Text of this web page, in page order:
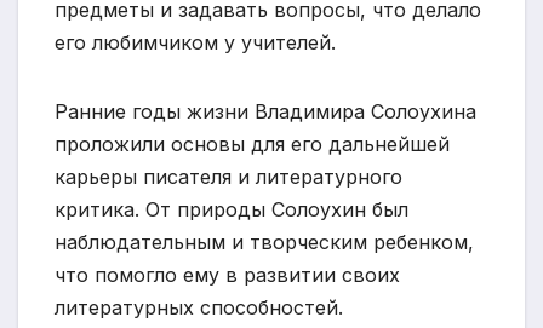
предметы и задавать вопросы, что делало
его любимчиком у учителей.
Ранние годы жизни Владимира Солоухина
проложили основы для его дальнейшей
карьеры писателя и литературного
критика. От природы Солоухин был
наблюдательным и творческим ребенком,
что помогло ему в развитии своих
литературных способностей.